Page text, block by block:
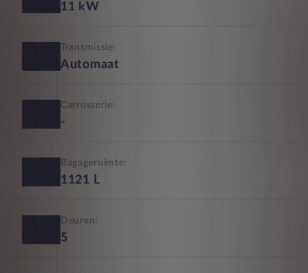
11 kW
Transmissie:
Automaat
Carrosserie:
-
Bagageruimte:
1121 L
Deuren:
5